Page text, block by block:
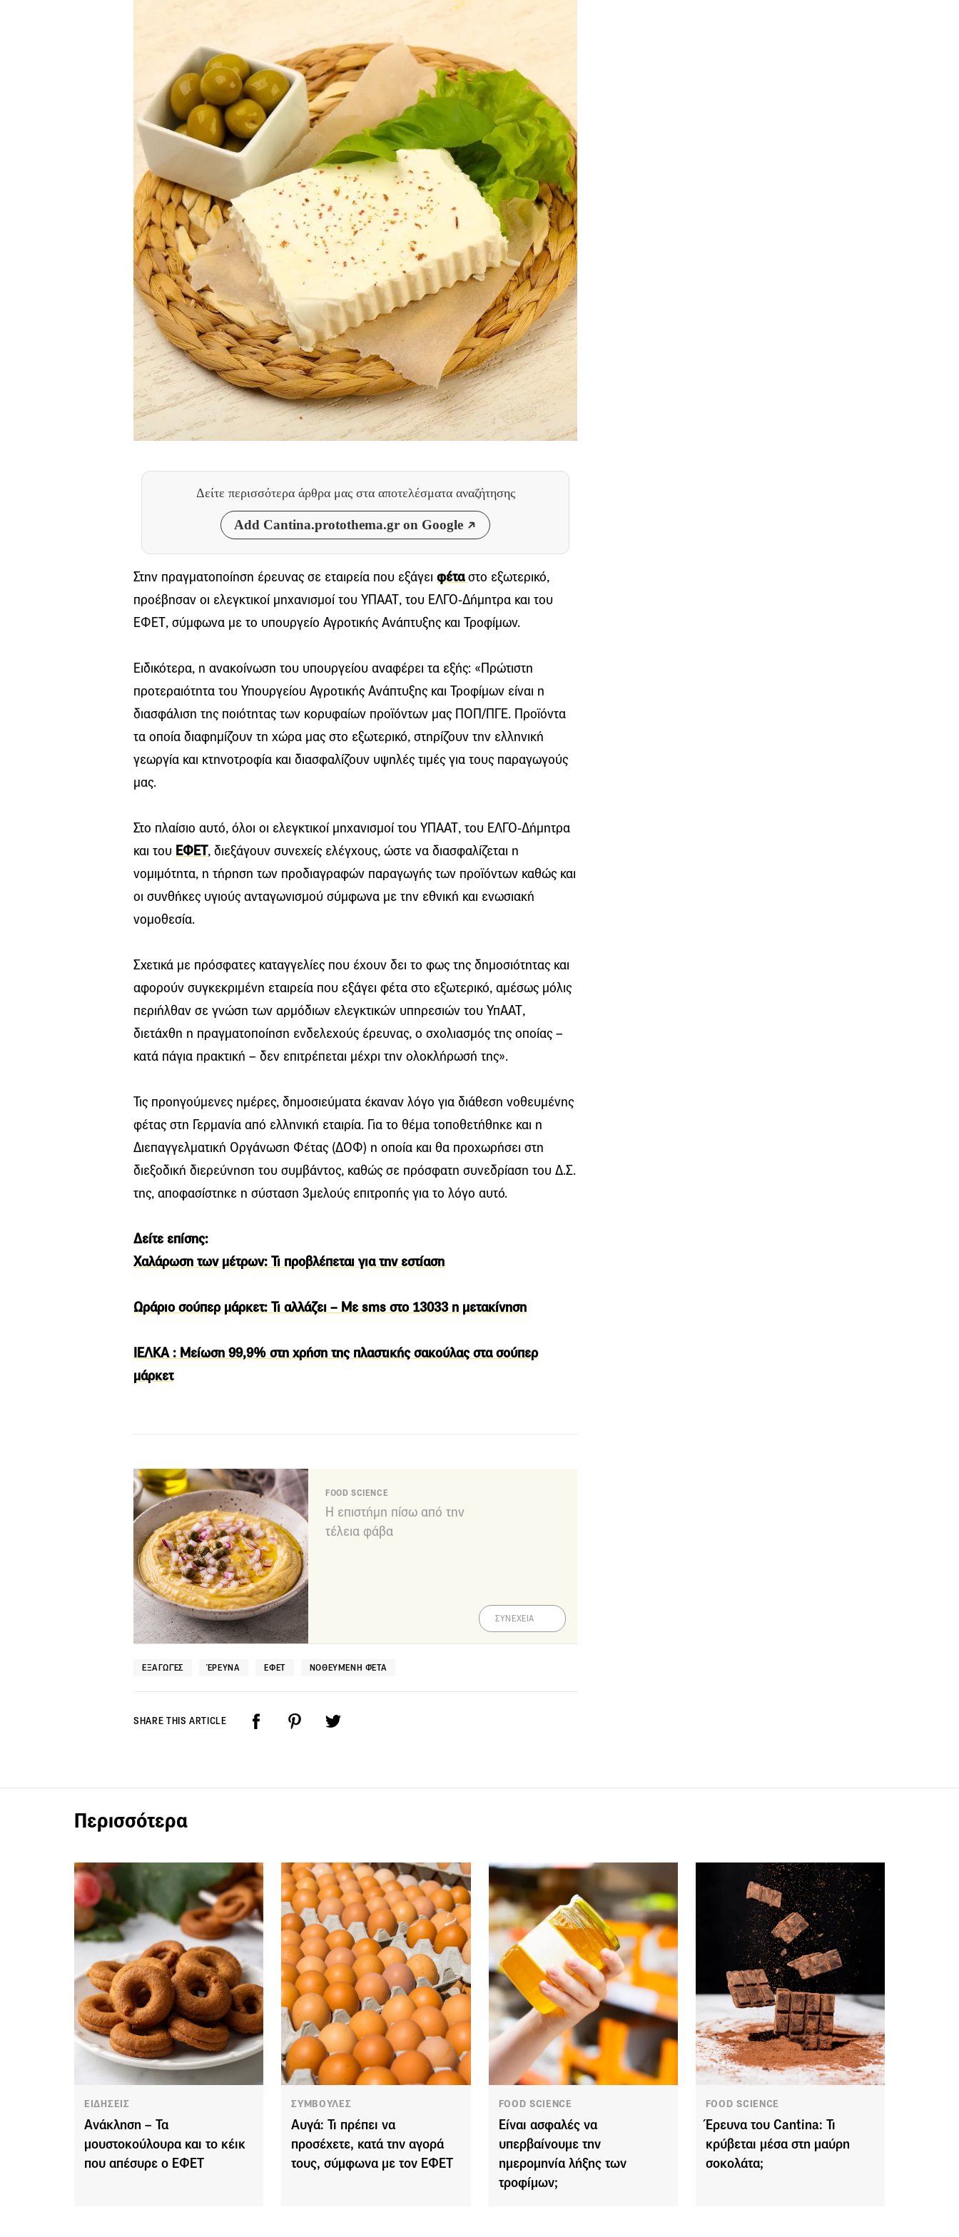
Δείτε περισσότερα άρθρα μας στα αποτελέσματα αναζήτησης
Add Cantina.protothema.gr on Google
Στην πραγματοποίηση έρευνας σε εταιρεία που εξάγει φέτα στο εξωτερικό,
προέβησαν οι ελεγκτικοί μηχανισμοί του ΥΠΑΑΤ, του ΕΛΓΟ-Δήμητρα και του
ΕΦΕΤ, σύμφωνα με το υπουργείο Αγροτικής Ανάπτυξης και Τροφίμων.
Ειδικότερα, η ανακοίνωση του υπουργείου αναφέρει τα εξής: «Πρώτιστη
προτεραιότητα του Υπουργείου Αγροτικής Ανάπτυξης και Τροφίμων είναι η
διασφάλιση της ποιότητας των κορυφαίων προϊόντων μας ΠΟΠ/ΠΓΕ. Προϊόντα
τα οποία διαφημίζουν τη χώρα μας στο εξωτερικό, στηρίζουν την ελληνική
γεωργία και κτηνοτροφία και διασφαλίζουν υψηλές τιμές για τους παραγωγούς
μας.
Στο πλαίσιο αυτό, όλοι οι ελεγκτικοί μηχανισμοί του ΥΠΑΑΤ, του ΕΛΓΟ-Δήμητρα
και του ΕΦΕΤ, διεξάγουν συνεχείς ελέγχους, ώστε να διασφαλίζεται η
νομιμότητα, η τήρηση των προδιαγραφών παραγωγής των προϊόντων καθώς και
οι συνθήκες υγιούς ανταγωνισμού σύμφωνα με την εθνική και ενωσιακή
νομοθεσία.
Σχετικά με πρόσφατες καταγγελίες που έχουν δει το φως της δημοσιότητας και
αφορούν συγκεκριμένη εταιρεία που εξάγει φέτα στο εξωτερικό, αμέσως μόλις
περιήλθαν σε γνώση των αρμόδιων ελεγκτικών υπηρεσιών του ΥπΑΑΤ,
διετάχθη η πραγματοποίηση ενδελεχούς έρευνας, ο σχολιασμός της οποίας –
κατά πάγια πρακτική – δεν επιτρέπεται μέχρι την ολοκλήρωσή της».
Τις προηγούμενες ημέρες, δημοσιεύματα έκαναν λόγο για διάθεση νοθευμένης
φέτας στη Γερμανία από ελληνική εταιρία. Για το θέμα τοποθετήθηκε και η
Διεπαγγελματική Οργάνωση Φέτας (ΔΟΦ) η οποία και θα προχωρήσει στη
διεξοδική διερεύνηση του συμβάντος, καθώς σε πρόσφατη συνεδρίαση του Δ.Σ.
της, αποφασίστηκε η σύσταση 3μελούς επιτροπής για το λόγο αυτό.
Δείτε επίσης:
Χαλάρωση των μέτρων: Τι προβλέπεται για την εστίαση
Ωράριο σούπερ μάρκετ: Τι αλλάζει – Με sms στο 13033 η μετακίνηση
ΙΕΛΚΑ : Μείωση 99,9% στη χρήση της πλαστικής σακούλας στα σούπερ
μάρκετ
FOOD SCIENCE
Η επιστήμη πίσω από την
τέλεια φάβα
ΣΥΝΕΧΕΙΑ
ΕΞΑΓΩΓΈΣ ΈΡΕΥΝΑ ΕΦΕΤ ΝΟΘΕΥΜΈΝΗ ΦΈΤΑ
SHARE THIS ARTICLE
Περισσότερα
ΕΙΔΗΣΕΙΣ
Ανάκληση – Τα
μουστοκούλουρα και το κέικ
που απέσυρε ο ΕΦΕΤ
ΣΥΜΒΟΥΛΕΣ
Αυγά: Τι πρέπει να
προσέχετε, κατά την αγορά
τους, σύμφωνα με τον ΕΦΕΤ
FOOD SCIENCE
Είναι ασφαλές να
υπερβαίνουμε την
ημερομηνία λήξης των
τροφίμων;
FOOD SCIENCE
Έρευνα του Cantina: Τι
κρύβεται μέσα στη μαύρη
σοκολάτα;